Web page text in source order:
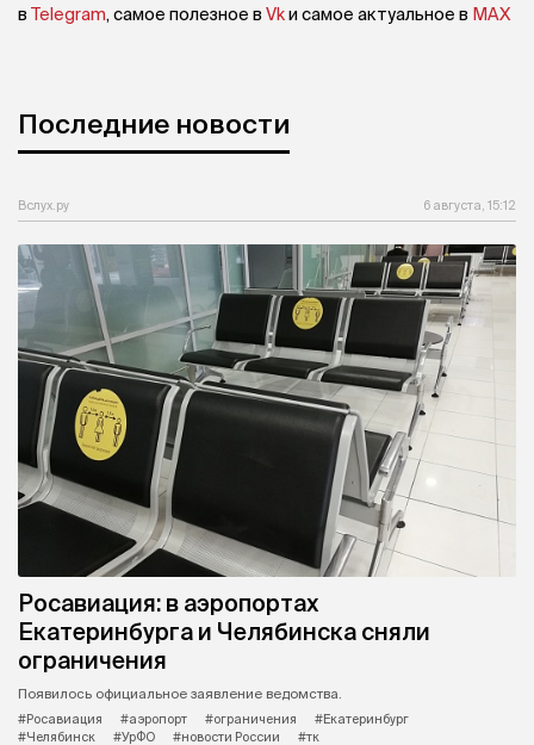
в Telegram, самое полезное в Vkи самое актуальное в MAX
Последние новости
Вслух.ру 6 августа, 15:12
Росавиация: в аэропортах
Екатеринбурга и Челябинска сняли
ограничения
Появилось официальное заявление ведомства.
#Росавиация
#аэропорт #ограничения
#Екатеринбург
#Челябинск
#УрФО #новости России #тк